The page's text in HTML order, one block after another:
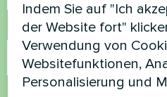
Rufnummer
Indem Sie auf "Ich
der Website fort"
Verwendung von
Websitefunktionen,
Personalisierung und